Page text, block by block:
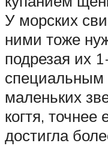
У морских
ними тоже
подрезая их
специальным
маленьких
когтя, точнее
достигла